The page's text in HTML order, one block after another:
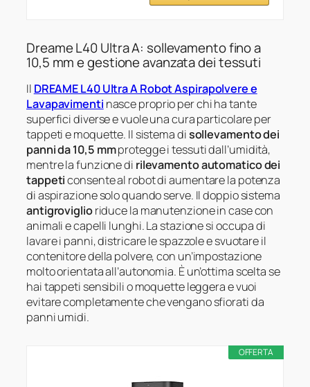
Dreame L40 Ultra A: sollevamento fino a
10,5 mm e gestione avanzata dei tessuti
Il DREAME L40 Ultra A Robot Aspirapolvere e
Lavapavimenti nasce proprio per chi ha tante
superfici diverse e vuole una cura particolare per
tappeti e moquette. Il sistema disollevamento dei
panni da 10,5 mmprotegge i tessuti dall’umidità,
mentre la funzione di rilevamento automatico dei
tappeticonsente al robot di aumentare la potenza
di aspirazione solo quando serve. Il doppio sistema
antigroviglioriduce la manutenzione in case con
animali e capelli lunghi. La stazione si occupa di
lavare i panni, districare le spazzole e svuotare il
contenitore della polvere, con un’impostazione
molto orientata all’autonomia. È un’ottima scelta se
hai tappeti sensibili o moquette leggera e vuoi
evitare completamente che vengano sfiorati da
panni umidi.
OFFERTA